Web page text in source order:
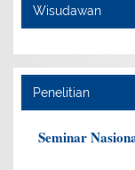
Wisudawan
Penelitian
Seminar